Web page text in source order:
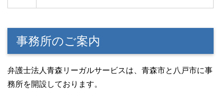
事務所のご案内
弁護士法人青森リーガルサービスは、青森市と八戸市に事
務所を開設しております。